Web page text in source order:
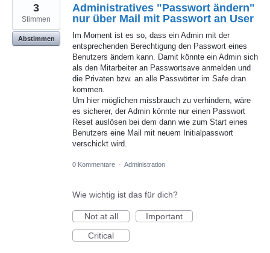
Administratives "Passwort ändern"
nur über Mail mit Passwort an User
Im Moment ist es so, dass ein Admin mit der
entsprechenden Berechtigung den Passwort eines
Benutzers ändern kann. Damit könnte ein Admin sich
als den Mitarbeiter an Passwortsave anmelden und
die Privaten bzw. an alle Passwörter im Safe dran
kommen.
Um hier möglichen missbrauch zu verhindern, wäre
es sicherer, der Admin könnte nur einen Passwort
Reset auslösen bei dem dann wie zum Start eines
Benutzers eine Mail mit neuem Initialpasswort
verschickt wird.
3
Stimmen
Abstimmen
0 Kommentare · Administration
Wie wichtig ist das für dich?
Not at all
Important
Critical